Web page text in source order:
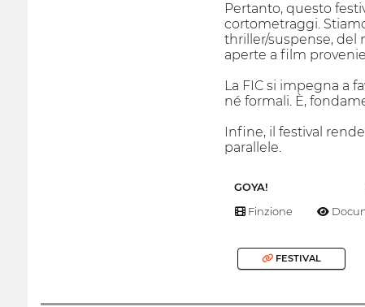
Pertanto, questo
cortometraggi.
thriller/suspense, del
aperte a film
La FIC si impegna a
né formali. È,
Infine, il festival
parallele.
GOYA!
Finzione
FESTIVAL